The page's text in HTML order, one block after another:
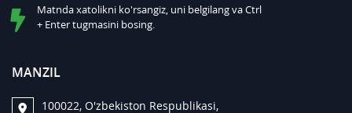
Matnda xatolikni ko'rsangiz, uni belgilang va Ctrl
+ Enter tugmasini bosing.
MANZIL
100022, O'zbekiston Respublikasi,